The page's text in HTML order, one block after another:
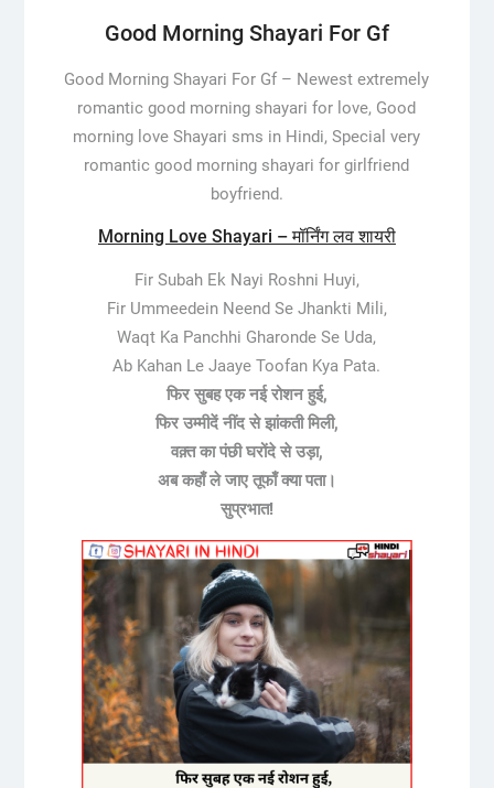
Good Morning Shayari For Gf
Good Morning Shayari For Gf – Newest extremely
romantic good morning shayari for love, Good
morning love Shayari sms in Hindi, Special very
romantic good morning shayari for girlfriend
boyfriend.
Morning Love Shayari – मॉर्निंग लव शायरी
Fir Subah Ek Nayi Roshni Huyi,
Fir Ummeedein Neend Se Jhankti Mili,
Waqt Ka Panchhi Gharonde Se Uda,
Ab Kahan Le Jaaye Toofan Kya Pata.
फिर सुबह एक नई रोशन हुई,
फिर उम्मीदें नींद से झांकती मिली,
वक़्त का पंछी घरोंदे से उड़ा,
अब कहाँ ले जाए तूफाँ क्या पता।
सुप्रभात!